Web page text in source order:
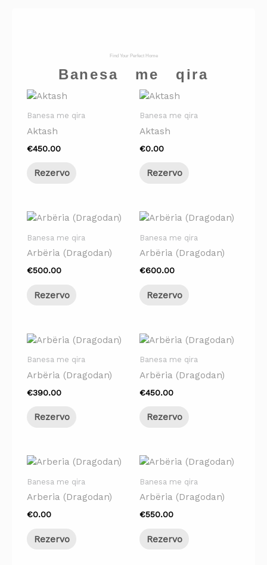
Find Your Perfect Home
Banesa me qira
Banesa me qira
Aktash
€450.00
Rezervo
Banesa me qira
Aktash
€0.00
Rezervo
Banesa me qira
Arbëria (Dragodan)
€500.00
Rezervo
Banesa me qira
Arbëria (Dragodan)
€600.00
Rezervo
Banesa me qira
Arbëria (Dragodan)
€390.00
Rezervo
Banesa me qira
Arbëria (Dragodan)
€450.00
Rezervo
Banesa me qira
Arberia (Dragodan)
€0.00
Rezervo
Banesa me qira
Arbëria (Dragodan)
€550.00
Rezervo